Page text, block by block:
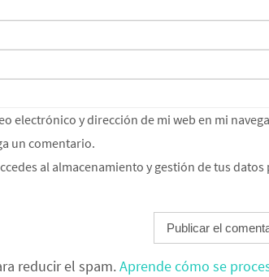
electrónico y dirección de mi web en mi
un comentario.
al almacenamiento y gestión de tus datos
reducir el spam.Aprende cómo se